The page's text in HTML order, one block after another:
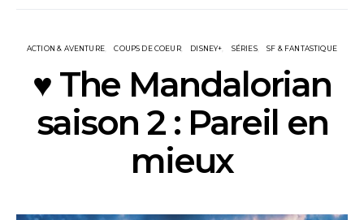
ACTION & AVENTURE COUPS DE COEUR DISNEY+ SÉRIES SF & FANTASTIQUE
♥ The Mandalorian
saison 2 : Pareil en
mieux